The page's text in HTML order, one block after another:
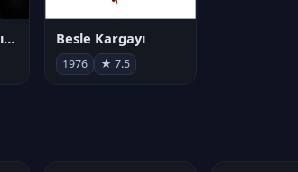
Takip 3: Son Karşılaşma Besle Kargayı
1976 ★ 7.5